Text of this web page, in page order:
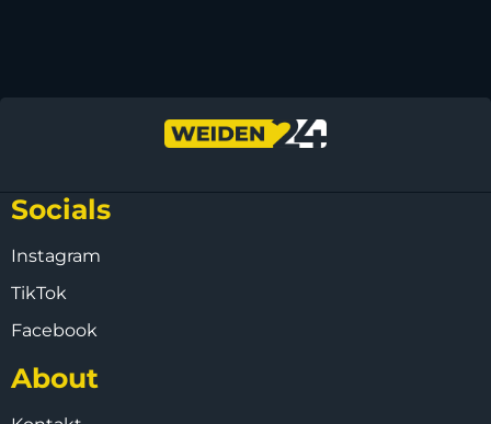
Socials
Instagram
TikTok
Facebook
About